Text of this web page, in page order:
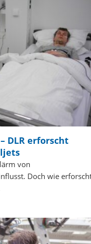
DLR erforscht
von
Doch wie